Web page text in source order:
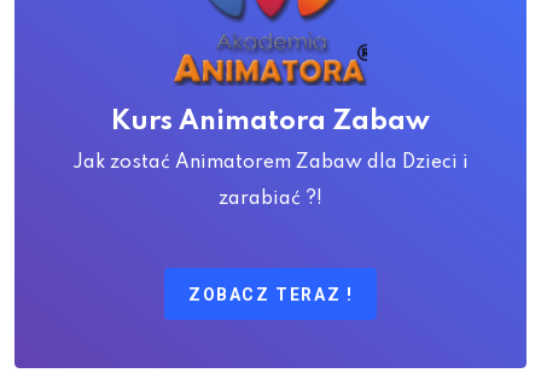
Kurs Animatora Zabaw
Jak zostać Animatorem Zabaw dla Dzieci i
zarabiać ?!
ZOBACZ TERAZ !